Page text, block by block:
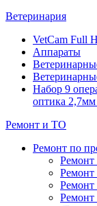
Ветеринария
VetCam Full
Аппараты
Набор 9
оптика 2,7мм
Ремонт и ТО
Ремонт по
Ремонт
Ремонт
Ремонт